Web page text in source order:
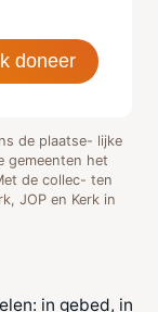
doneer
de plaatse- lijke
gemeenten het
de collec- ten
JOP en Kerk in
in gebed, in